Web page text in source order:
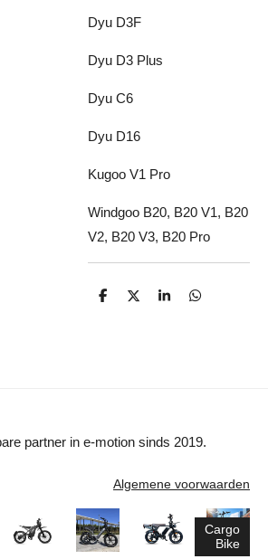
Dyu D3F
Dyu D3 Plus
Dyu C6
Dyu D16
Kugoo V1 Pro
Windgoo B20, B20 V1, B20
V2, B20 V3, B20 Pro
D
D
S
D
partner in e-motion sinds 2019.
Algemene voorwaarden
Cargo
Bike